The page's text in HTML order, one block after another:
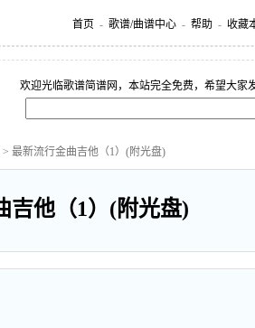
首页 - 歌谱/曲谱中心 - 帮助 - 收藏
欢迎光临歌谱简谱网，本站完全免费，希望大家
> 最新流行金曲吉他（1）(附光盘)
吉他（1）(附光盘)